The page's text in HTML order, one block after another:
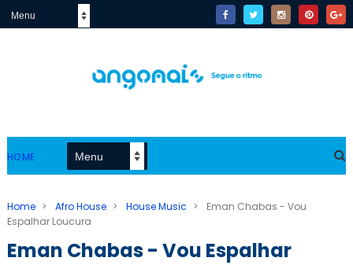
HOME
Home > Afro House > House Music >
Eman Chabas‬ - Vou
Espalhar Loucura
Eman Chabas‬ - Vou Espalhar